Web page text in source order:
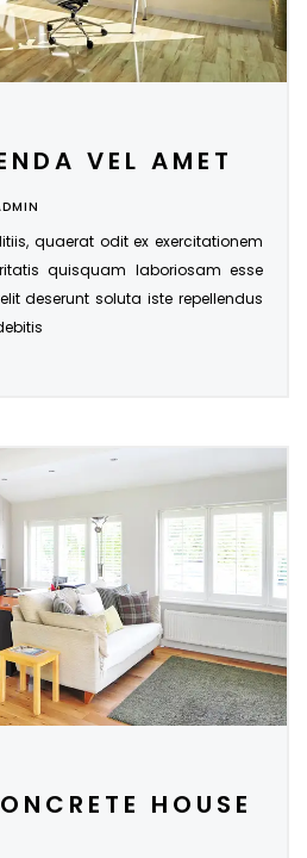
VEL AMET
quaerat odit ex exercitationem
quisquam laboriosam esse
deserunt soluta iste repellendus
HOUSE